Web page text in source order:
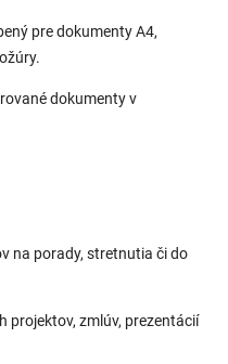
pre dokumenty A4,
dokumenty v
na porady, stretnutia či do
projektov, zmlúv, prezentácií